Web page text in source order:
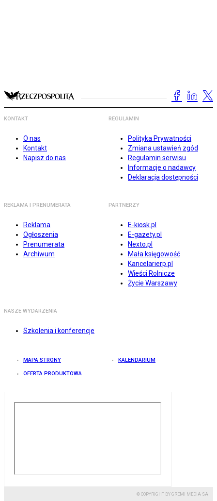
KONTAKT
O nas
Kontakt
Napisz do nas
REGULAMIN
Polityka Prywatności
Zmiana ustawień zgód
Regulamin serwisu
Informacje o nadawcy
Deklaracja dostępności
REKLAMA I PRENUMERATA
Reklama
Ogłoszenia
Prenumerata
Archiwum
PARTNERZY
E-kiosk.pl
E-gazety.pl
Nexto.pl
Mała księgowość
Kancelarierp.pl
Wieści Rolnicze
Życie Warszawy
NASZE WYDARZENIA
Szkolenia i konferencje
MAPA STRONY KALENDARIUM
OFERTA PRODUKTOWA
© COPYRIGHT BY GREMI MEDIA SA